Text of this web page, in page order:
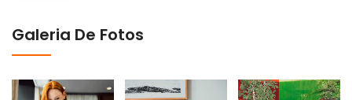
Galeria De Fotos